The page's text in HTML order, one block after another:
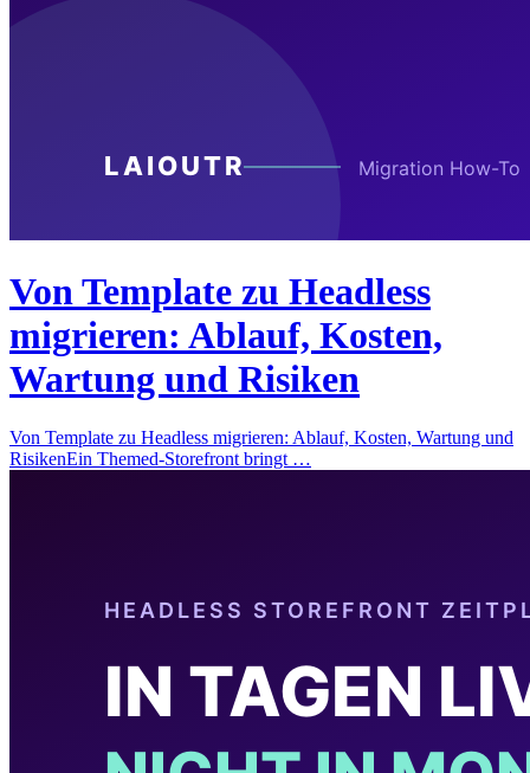
Von Template zu Headless
migrieren: Ablauf, Kosten,
Wartung und Risiken
Von Template zu Headless migrieren: Ablauf, Kosten, Wartung und
RisikenEin Themed-Storefront bringt …